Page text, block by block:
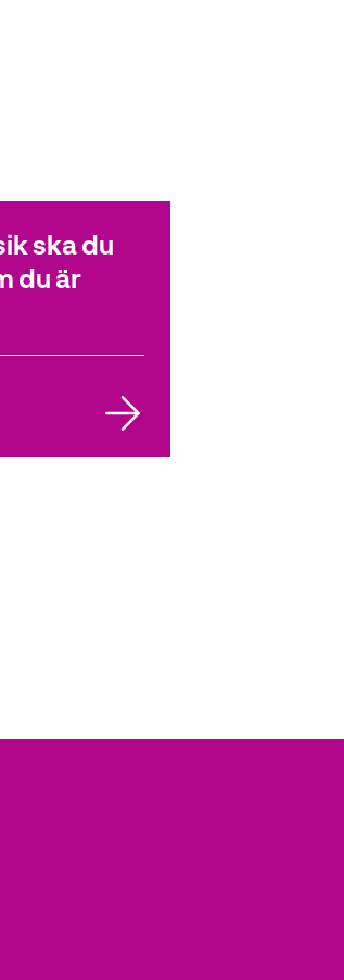
ska du
du är